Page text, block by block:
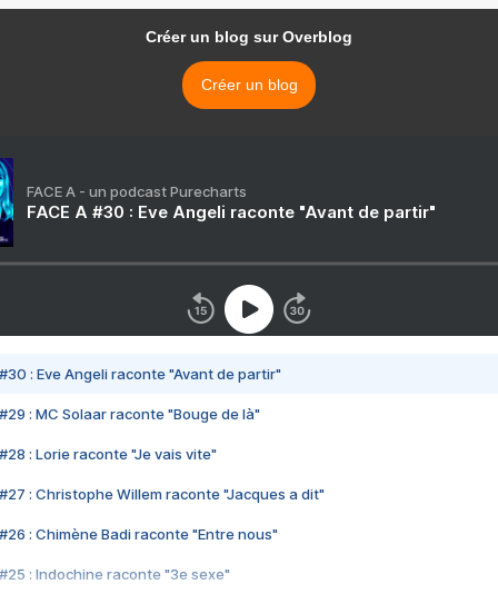
Créer un blog sur Overblog
Créer un blog
FACE A - un podcast Purecharts
FACE A #30 : Eve Angeli raconte "Avant de partir"
#30 : Eve Angeli raconte "Avant de partir"
#29 : MC Solaar raconte "Bouge de là"
#28 : Lorie raconte "Je vais vite"
#27 : Christophe Willem raconte "Jacques a dit"
#26 : Chimène Badi raconte "Entre nous"
#25 : Indochine raconte "3e sexe"